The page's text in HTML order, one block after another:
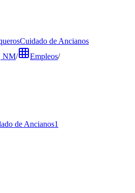
Cuidado de Ancianos
NM/ Empleos/
de Ancianos1